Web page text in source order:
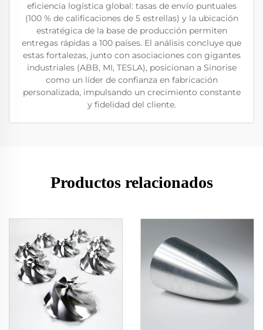
eficiencia logística global: tasas de envío puntuales
(100 % de calificaciones de 5 estrellas) y la ubicación
estratégica de la base de producción permiten
entregas rápidas a 100 países. El análisis concluye que
estas fortalezas, junto con asociaciones con gigantes
industriales (ABB, MI, TESLA), posicionan a Sinorise
como un líder de confianza en fabricación
personalizada, impulsando un crecimiento constante
y fidelidad del cliente.
Productos relacionados